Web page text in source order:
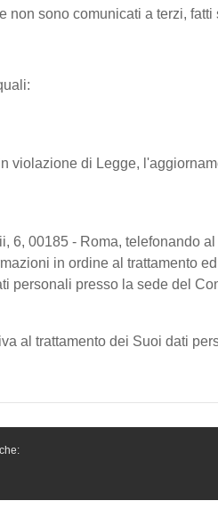
non sono comunicati a terzi,
violazione di Legge,
6, 00185 - Roma, telefonando
in ordine al trattamento
personali presso la sede del
al trattamento dei Suoi dati